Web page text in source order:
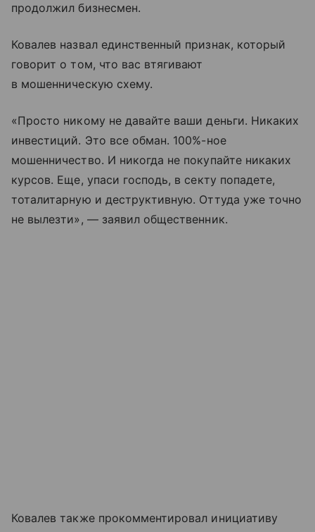
продолжил бизнесмен.
Ковалев назвал единственный признак, который
говорит о том, что вас втягивают
в мошенническую схему.
«Просто никому не давайте ваши деньги. Никаких
инвестиций. Это все обман. 100%-ное
мошенничество. И никогда не покупайте никаких
курсов. Еще, упаси господь, в секту попадете,
тоталитарную и деструктивную. Оттуда уже точно
не вылезти», — заявил общественник.
Ковалев также прокомментировал инициативу